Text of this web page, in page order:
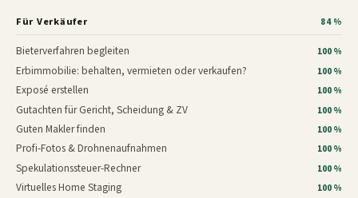
Für Verkäufer 84 %
Bieterverfahren begleiten 100 %
Erbimmobilie: behalten, vermieten oder verkaufen? 100 %
Exposé erstellen 100 %
Gutachten für Gericht, Scheidung & ZV 100 %
Guten Makler finden 100 %
Profi-Fotos & Drohnenaufnahmen 100 %
Spekulationssteuer-Rechner 100 %
Virtuelles Home Staging 100 %